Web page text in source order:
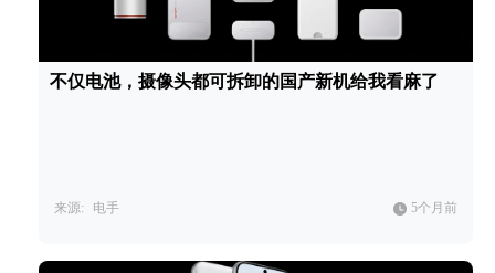
不仅电池，摄像头都可拆卸的国产新机给我看麻了
来源: 电手 5个月前